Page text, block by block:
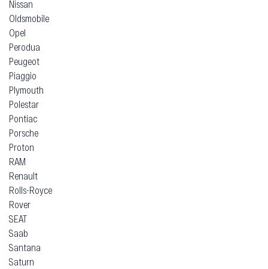
Nissan
Oldsmobile
Opel
Perodua
Peugeot
Piaggio
Plymouth
Polestar
Pontiac
Porsche
Proton
RAM
Renault
Rolls-Royce
Rover
SEAT
Saab
Santana
Saturn